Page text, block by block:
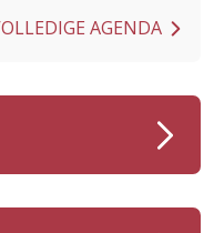
AGENDA